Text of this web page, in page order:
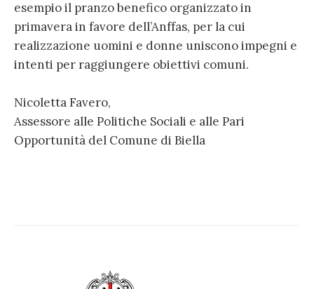
esempio il pranzo benefico organizzato in
primavera in favore dell’Anffas, per la cui
realizzazione uomini e donne uniscono impegni e
intenti per raggiungere obiettivi comuni.
Nicoletta Favero,
Assessore alle Politiche Sociali e alle Pari
Opportunità del Comune di Biella